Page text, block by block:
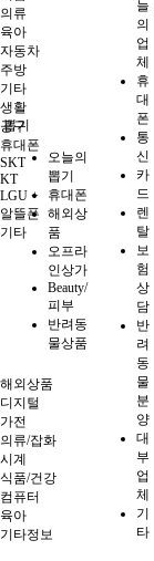
의류
육아
자동차
주방
기타
생활
공구
휴대폰
SKT
KT
LGU +
알뜰폰
기타
해외상품
디지털
가전
의류/잡화
시계
식품/건강
컴퓨터
육아
기타정보
뽑기
오늘의
뽑기
휴대폰
해외상
품
오프라
인상가
Beauty/
피부
반려동
물상품
늘
의
업
체
휴
대
폰
통
신
카
드
렌
탈
보
험
상
담
반
려
동
물
분
양
대
부
업
체
기
타